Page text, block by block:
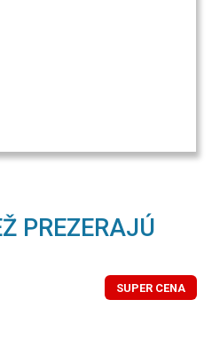
PREZERAJÚ
SUPER CENA